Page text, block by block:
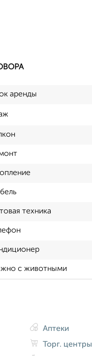
аренды
техника
с животными
Аптеки
Торг. центры